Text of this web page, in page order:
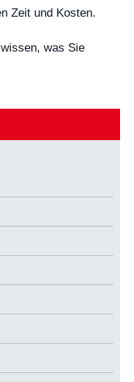
Zeit und Kosten.
was Sie